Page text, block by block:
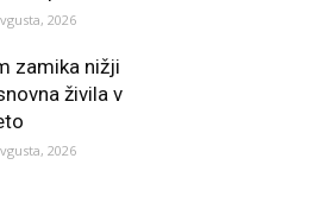
2026
zamika nižji
živila v
2026